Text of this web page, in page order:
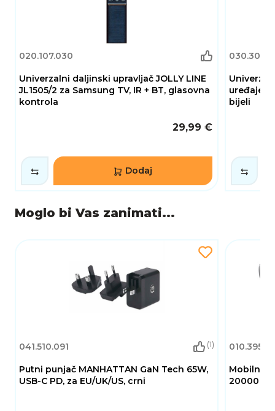
020.107.030
Univerzalni daljinski upravljač JOLLY LINE
JL1505/2 za Samsung TV, IR + BT, glasovna
kontrola
29,99 €
Dodaj
uređaje
bijeli
Moglo bi Vas zanimati...
041.510.091 (1)
Putni punjač MANHATTAN GaN Tech 65W,
USB-C PD, za EU/UK/US, crni
Mobilni
20000